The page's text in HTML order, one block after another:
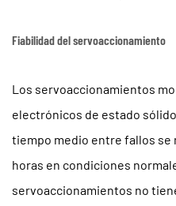
Fiabilidad del servoaccionamiento
Los servoaccionamientos
electrónicos de estado
tiempo medio entre fallos se
horas en condiciones
servoaccionamientos no